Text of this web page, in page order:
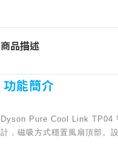
商品描述
功能簡介
Dyson Pure Cool Link TP04
計，磁吸方式穩置風扇頂部。